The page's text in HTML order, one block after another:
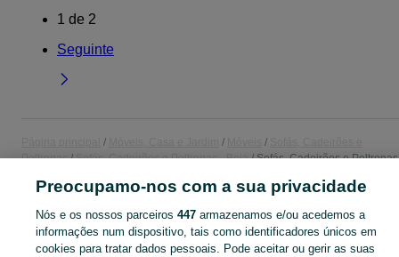
1 de 2
Seguinte
Poltronas
Sofás, Cadeirões e Poltronas - Beja
Sofás, Cadeirões e
CATEGORIA
Preocupamo-nos com a sua privacidade
Nós e os nossos parceiros 447armazenamos e/ou acedemos a
informações num dispositivo, tais como identificadores únicos em
cookies para tratar dados pessoais. Pode aceitar ou gerir as suas